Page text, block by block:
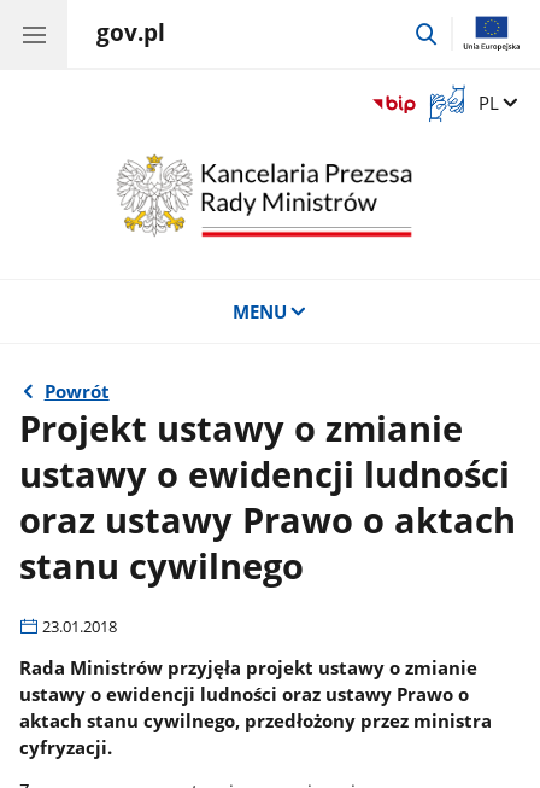
gov.pl
przejdź
Otwórz
okno
Zmień
PL
MENU
Powrót
Projekt ustawy o zmianie
ustawy o ewidencji ludności
oraz ustawy Prawo o aktach
stanu cywilnego
23.01.2018
Rada Ministrów przyjęła projekt ustawy o zmianie
ustawy o ewidencji ludności oraz ustawy Prawo o
aktach stanu cywilnego, przedłożony przez ministra
cyfryzacji.